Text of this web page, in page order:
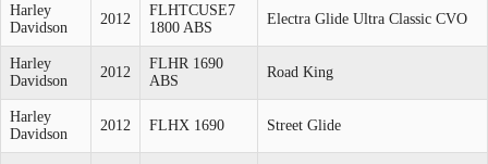
Harley
Davidson
2012
FLHTCUSE7
1800 ABS
Electra Glide Ultra Classic CVO
Harley
Davidson
2012
FLHR 1690
ABS
Road King
Harley
Davidson
2012 FLHX 1690 Street Glide